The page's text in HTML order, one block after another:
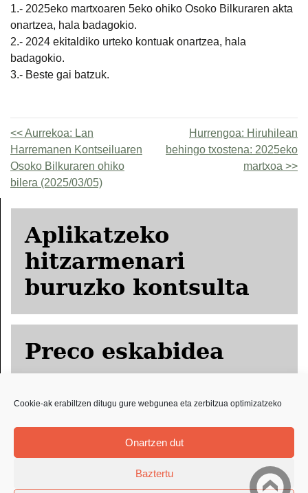
Cookie-ak erabiltzen ditugu gure webgunea eta zerbitzua optimizatzeko
Onartzen dut
Baztertu
1.- 2025eko martxoaren 5eko ohiko Osoko Bilkuraren akta
onartzea, hala badagokio.
2.- 2024 ekitaldiko urteko kontuak onartzea, hala
badagokio.
3.- Beste gai batzuk.
Aurrekoa: Lan
Harremanen Kontseiluaren
Osoko Bilkuraren ohiko
bilera (2025/03/05)
Hurrengoa: Hiruhilean
behingo txostena: 2025eko
martxoa
Aplikatzeko
hitzarmenari
buruzko kontsulta
Preco eskabidea
ORPRICCE
eskabidea